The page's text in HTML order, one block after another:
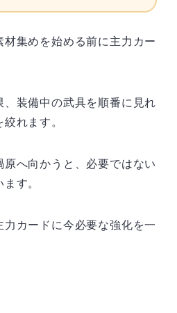
集めを始める前に主力カー
装備中の武具を順番に見れ
れます。
へ向かうと、必要ではない
す。
力カードに今必要な強化を一